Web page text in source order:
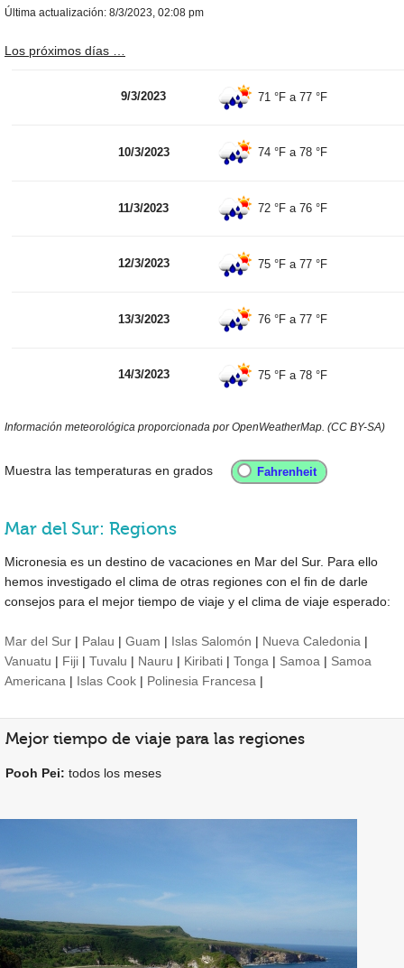
Última actualización: 8/3/2023, 02:08 pm
Los próximos días …
9/3/2023 71 °F a77 °F
10/3/2023 74 °F a78 °F
11/3/2023 72 °F a76 °F
12/3/2023 75 °F a77 °F
13/3/2023 76 °F a77 °F
14/3/2023 75 °F a78 °F
Información meteorológica proporcionada por OpenWeatherMap. (CC BY-SA)
Muestra las temperaturas en grados
Mar del Sur: Regions
Micronesia es un destino de vacaciones en Mar del Sur. Para ello
hemos investigado el clima de otras regiones con el fin de darle
consejos para el mejor tiempo de viaje y el clima de viaje esperado:
Mar del Sur | Palau | Guam | Islas Salomón | Nueva Caledonia |
Vanuatu | Fiji | Tuvalu | Nauru | Kiribati | Tonga | Samoa | Samoa
Americana | Islas Cook | Polinesia Francesa |
Mejor tiempo de viaje para las regiones
Pooh Pei: todos los meses